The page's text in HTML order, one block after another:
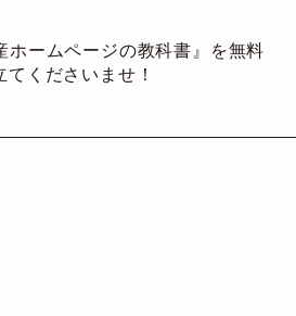
ームページの教科書』を無料
くださいませ！